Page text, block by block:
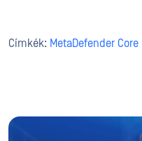
Címkék: MetaDefender Core